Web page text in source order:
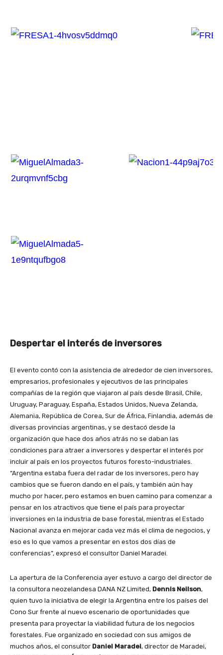
Despertar el interés de inversores
El evento contó con la asistencia de alrededor de cien inversores,
empresarios, profesionales y ejecutivos de las principales
compañías de la región que viajaron al país desde Brasil, Chile,
Uruguay, Paraguay, España, Estados Unidos, Nueva Zelanda,
Alemania, República de Corea, Sur de África, Finlandia, además de
diversas provincias argentinas, y se destacó desde la
organización que hace dos años atrás no se daban las
condiciones para atraer a inversores y despertar el interés por
incluir al país en los proyectos futuros foresto-industriales.
“Argentina estaba fuera del radar de los inversores, pero hay
cambios que se fueron dando en el país, y también aún hay
mucho por hacer, pero estamos en buen camino para comenzar a
pensar en los atractivos que tiene el país para proyectar
inversiones en la industria de base forestal, mientras el Estado
Nacional avanza en mejorar cada vez más el clima de negocios, y
eso es lo que vamos a presentar en estos dos días de
conferencias”, expresó el consultor Daniel Maradei.
La apertura de la Conferencia ayer estuvo a cargo del director de
la consultora neozelandesa DANA NZ Limited, Dennis Neilson,
quien tuvo la iniciativa de elegir la Argentina entre los países del
Cono Sur frente al nuevo escenario de oportunidades que
presenta para proyectar la viabilidad futura de los negocios
forestales. Fue organizado en sociedad con sus amigos de
muchos años, el consultor Daniel Maradei, director de Maradei,